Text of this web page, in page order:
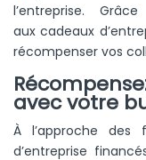
l’entreprise.
aux cadeaux
récompenser vos
avec votre
À l’approche des
d’entreprise